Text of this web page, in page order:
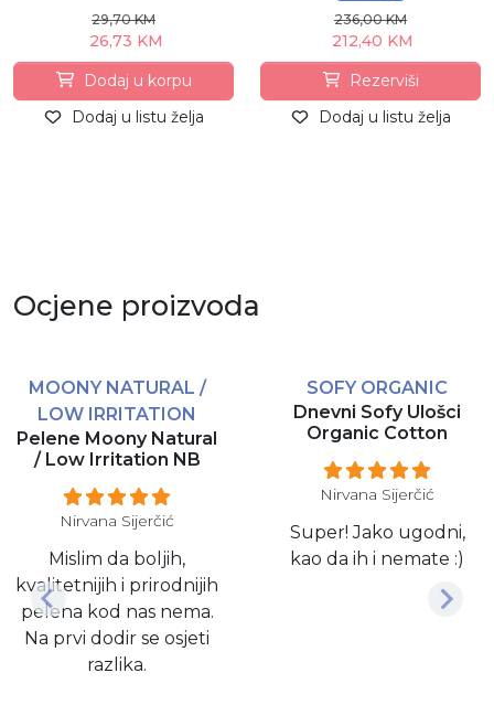
29,70 KM
26,73 KM
Dodaj u korpu
Dodaj u listu želja
236,00 KM
212,40 KM
Rezerviši
Dodaj u listu želja
Ocjene proizvoda
MOONY NATURAL /
LOW IRRITATION
Pelene Moony Natural
/ Low Irritation NB
Nirvana Sijerčić
Mislim da boljih,
kvalitetnijih i prirodnijih
pelena kod nas nema.
Na prvi dodir se osjeti
razlika.
SOFY ORGANIC
Dnevni Sofy Ulošci
Organic Cotton
Nirvana Sijerčić
Super! Jako ugodni,
kao da ih i nemate :)